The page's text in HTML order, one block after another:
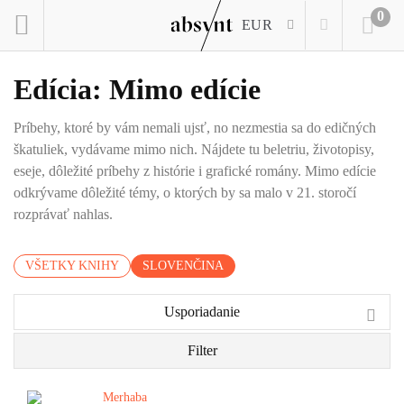
EUR
0
Edícia: Mimo edície
Príbehy, ktoré by vám nemali ujsť, no nezmestia sa do edičných
škatuliek, vydávame mimo nich. Nájdete tu beletriu, životopisy,
eseje, dôležité príbehy z histórie i grafické romány. Mimo edície
odkrývame dôležité témy, o ktorých by sa malo v 21. storočí
rozprávať nahlas.
VŠETKY KNIHY SLOVENČINA
Usporiadanie
Filter